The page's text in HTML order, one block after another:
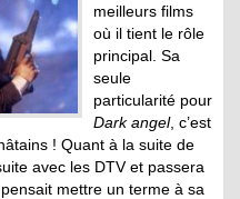
meilleurs films
où il tient le rôle
principal. Sa
seule
particularité pour
Dark angel, c’est
! Quant à la suite de
avec les DTV et passera
mettre un terme à sa